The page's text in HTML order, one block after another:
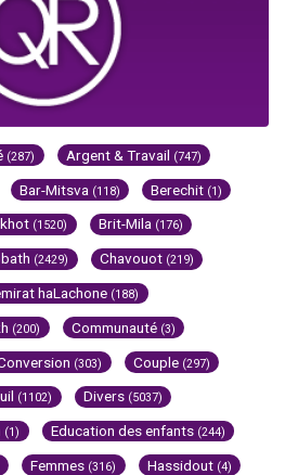
(287) Argent & Travail (747)
Bar-Mitsva (118) Berechit (1)
(1520) Brit-Mila (176)
(2429) Chavouot (219)
haLachone (188)
(200) Communauté (3)
(303) Couple (297)
(1102) Divers (5037)
(1) Education des enfants (244)
Femmes (316) Hassidout (4)